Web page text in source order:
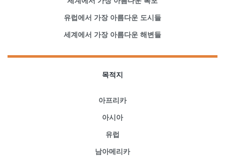
유럽에서 가장 아름다운 도시들
세계에서 가장 아름다운 해변들
목적지
아프리카
아시아
유럽
남아메리카